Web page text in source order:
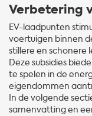
Verbetering
EV-laadpunten
voertuigen binnen
stillere en schonere
Deze subsidies
te spelen in de
eigendommen
In de volgende
samenvatting en